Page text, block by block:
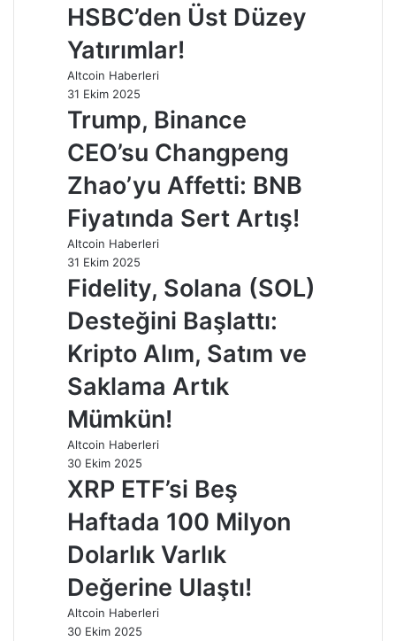
HSBC’den Üst Düzey
Yatırımlar!
Altcoin Haberleri
31 Ekim 2025
Trump, Binance
CEO’su Changpeng
Zhao’yu Affetti: BNB
Fiyatında Sert Artış!
Altcoin Haberleri
31 Ekim 2025
Fidelity, Solana (SOL)
Desteğini Başlattı:
Kripto Alım, Satım ve
Saklama Artık
Mümkün!
Altcoin Haberleri
30 Ekim 2025
XRP ETF’si Beş
Haftada 100 Milyon
Dolarlık Varlık
Değerine Ulaştı!
Altcoin Haberleri
30 Ekim 2025